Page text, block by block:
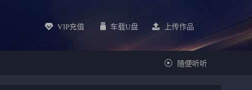
VIP充值 车载u盘 上传作品
随便听听